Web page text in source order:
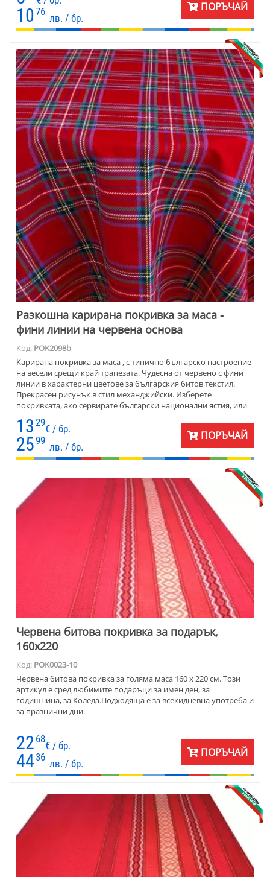
1076
лв. / бр.
ПОРЪЧАЙ
Разкошна карирана покривка за маса -
фини линии на червена основа
Код: POK2098b
Карирана покривка за маса , с типично българско настроение
на весели срещи край трапезата. Чудесна от червено с фини
линии в характерни цветове за българския битов текстил.
Прекрасен рисунък в стил механджийски. Изберете
покривката, ако сервирате български национални ястия, или
интериора на дома ви е от масив. Подходяща е за всяка
веранда. Покривката е подходяща за заведения , кафене,
бистро - особено в планински селища, или тематично. Ушита
е от плат, който се поддържа лесно.
13 29
€ / бр.
2599
лв. / бр.
ПОРЪЧАЙ
Червена битова покривка за подарък,
160х220
Код: POK0023-10
Червена битова покривка за голяма маса 160 х 220 см. Този
артикул е сред любимите подаръци за имен ден, за
годишнина, за Коледа.Подходяща е за всекидневна употреба и
за празнични дни.
22 68
€ / бр.
44 36
лв. / бр.
ПОРЪЧАЙ